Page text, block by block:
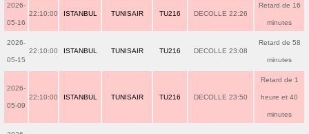
2026-
05-16
22:10:00 ISTANBUL TUNISAIR TU216 DECOLLE 22:26
Retard de 16
minutes
2026-
05-15
22:10:00 ISTANBUL TUNISAIR TU216 DECOLLE 23:08
Retard de 58
minutes
2026-
05-09
22:10:00 ISTANBUL TUNISAIR TU216 DECOLLE 23:50
Retard de 1
heure et 40
minutes